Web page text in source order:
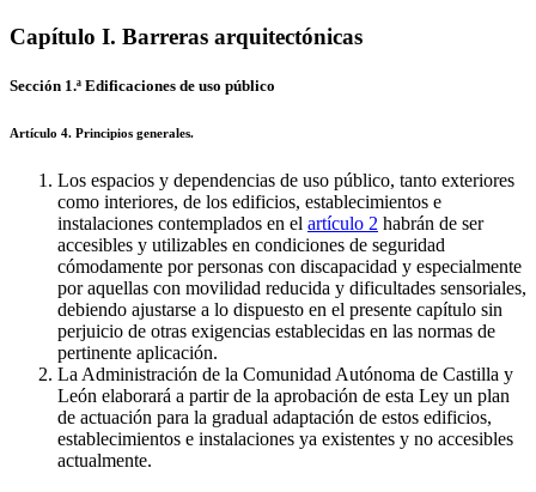
Capítulo I. Barreras arquitectónicas
Sección 1.ª Edificaciones de uso público
Artículo 4. Principios generales.
Los espacios y dependencias de uso público, tanto exteriores
como interiores, de los edificios, establecimientos e
instalaciones contemplados en el artículo 2 habrán de ser
accesibles y utilizables en condiciones de seguridad
cómodamente por personas con discapacidad y especialmente
por aquellas con movilidad reducida y dificultades sensoriales,
debiendo ajustarse a lo dispuesto en el presente capítulo sin
perjuicio de otras exigencias establecidas en las normas de
pertinente aplicación.
La Administración de la Comunidad Autónoma de Castilla y
León elaborará a partir de la aprobación de esta Ley un plan
de actuación para la gradual adaptación de estos edificios,
establecimientos e instalaciones ya existentes y no accesibles
actualmente.